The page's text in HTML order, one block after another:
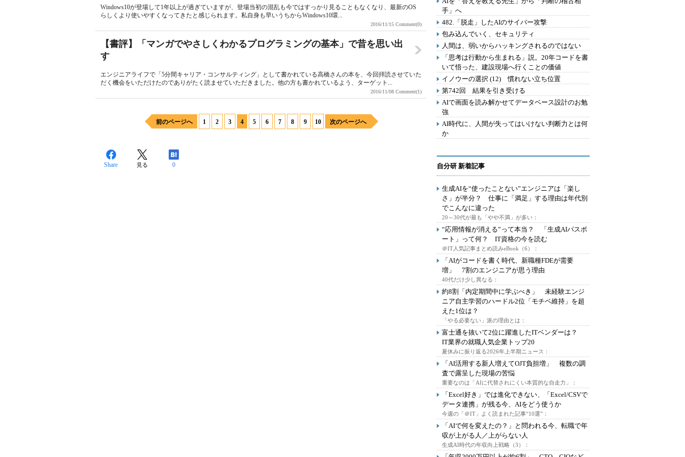
Windows10が登場して1年以上が過ぎていますが、登場当初の混乱も今ではすっかり見ることもなくなり、最新のOS
らしくより使いやすくなってきたと感じられます。私自身も早いうちからWindows10環...
2016/11/15 Comment(0)
【書評】「マンガでやさしくわかるプログラミングの基本」で昔を思い出
す
エンジニアライフで「5分間キャリア・コンサルティング」として書かれている高橋さんの本を、今回拝読させていた
だく機会をいただけたのでありがたく読ませていただきました。他の方も書かれているよう、ターゲット...
2016/11/08 Comment(1)
前のページへ 1 2 3 4 5 6 7 8 9 10 次のページへ
Share 見る 0
手」へ
482.「脱走」したAIのサイバー攻撃
包み込んでいく、セキュリティ
人間は、弱いからハッキングされるのではない
「思考は行動から生まれる」説。20年コードを書
いて悟った、建設現場へ行くことの価値
イノウーの選択 (12) 慣れない立ち位置
第742回 結果を引き受ける
AIで画面を読み解かせてデータベース設計のお勉
強
AI時代に、人間が失ってはいけない判断力とは何
か
自分研 新着記事
生成AIを“使ったことない”エンジニアは「楽し
さ」が半分？ 仕事に「満足」する理由は年代別
でこんなに違った
20～30代が最も「やや不満」が多い：
“応用情報が消える”って本当？ 「生成AIパスポ
ート」って何？ IT資格の今を読む
＠IT人気記事まとめ読みeBook（6）：
「AIがコードを書く時代、新職種FDEが需要
増」 7割のエンジニアが思う理由
40代だけ少し異なる：
約8割「内定期間中に学ぶべき」 未経験エンジ
ニア自主学習のハードル2位「モチベ維持」を超
えた1位は？
「やる必要ない」派の理由とは：
富士通を抜いて2位に躍進したITベンダーは？
IT業界の就職人気企業トップ20
夏休みに振り返る2026年上半期ニュース：
「AI活用する新人増えてOJT負担増」 複数の調
査で露呈した現場の苦悩
重要なのは「AIに代替されにくい本質的な自走力」：
「Excel好き」では進化できない、「Excel/CSVで
データ連携」が残る今、AIをどう使うか
今週の「＠IT」よく読まれた記事“10選”：
「AIで何を変えたの？」と問われる今、転職で年
収が上がる人／上がらない人
生成AI時代の年収向上戦略（3）：